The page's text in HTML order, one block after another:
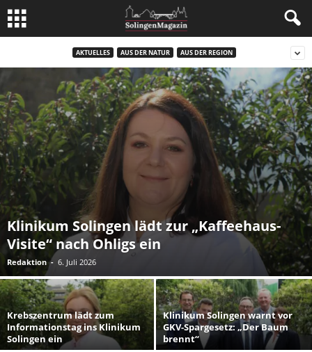
AKTUELLES AUS DER NATUR AUS DER REGION
Klinikum Solingen lädt zur „Kaffeehaus-
Visite“ nach Ohligs ein
Redaktion - 6. Juli 2026
Krebszentrum lädt zum
Informationstag ins Klinikum
Solingen ein
Klinikum Solingen warnt vor
GKV-Spargesetz: „Der Baum
brennt“